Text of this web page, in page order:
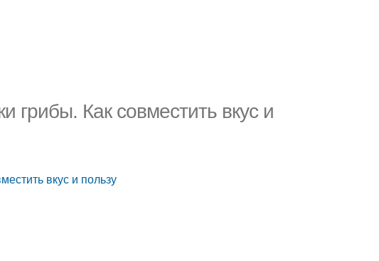
грибы. Как совместить вкус и
вкус и пользу